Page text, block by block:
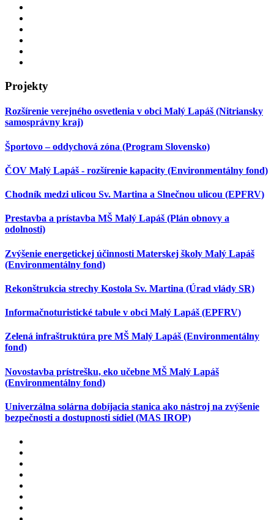
Projekty
Rozšírenie verejného osvetlenia v obci Malý Lapáš (Nitriansky
samosprávny kraj)
Športovo – oddychová zóna (Program Slovensko)
ČOV Malý Lapáš - rozšírenie kapacity (Environmentálny fond)
Chodník medzi ulicou Sv. Martina a Slnečnou ulicou (EPFRV)
Prestavba a prístavba MŠ Malý Lapáš (Plán obnovy a
odolnosti)
Zvýšenie energetickej účinnosti Materskej školy Malý Lapáš
(Environmentálny fond)
Rekonštrukcia strechy Kostola Sv. Martina (Úrad vlády SR)
Informačnoturistické tabule v obci Malý Lapáš (EPFRV)
Zelená infraštruktúra pre MŠ Malý Lapáš (Environmentálny
fond)
Novostavba prístrešku, eko učebne MŠ Malý Lapáš
(Environmentálny fond)
Univerzálna solárna dobíjacia stanica ako nástroj na zvýšenie
bezpečnosti a dostupnosti sídiel (MAS IROP)